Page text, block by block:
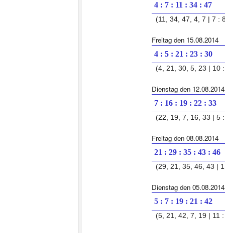
4 : 7 : 11 : 34 : 47
(11, 34, 47, 4, 7 | 7 :
Freitag den 15.08.2014
4 : 5 : 21 : 23 : 30
(4, 21, 30, 5, 23 | 10
Dienstag den 12.08.2014
7 : 16 : 19 : 22 : 33
(22, 19, 7, 16, 33 | 5
Freitag den 08.08.2014
21 : 29 : 35 : 43 : 46
(29, 21, 35, 46, 43 |
Dienstag den 05.08.2014
5 : 7 : 19 : 21 : 42
(5, 21, 42, 7, 19 | 11